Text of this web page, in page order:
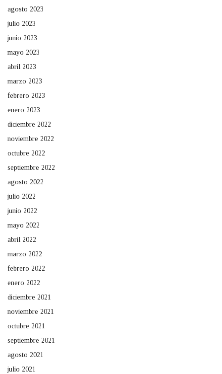
agosto 2023
julio 2023
junio 2023
mayo 2023
abril 2023
marzo 2023
febrero 2023
enero 2023
diciembre 2022
noviembre 2022
octubre 2022
septiembre 2022
agosto 2022
julio 2022
junio 2022
mayo 2022
abril 2022
marzo 2022
febrero 2022
enero 2022
diciembre 2021
noviembre 2021
octubre 2021
septiembre 2021
agosto 2021
julio 2021